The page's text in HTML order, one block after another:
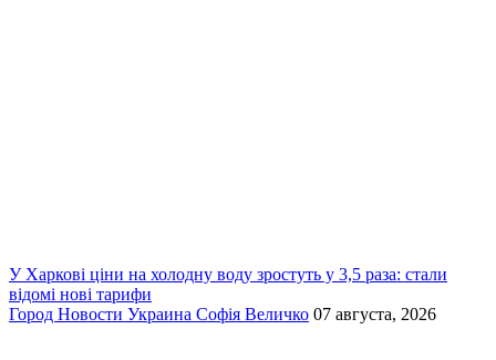
У Харкові ціни на холодну воду зростуть у 3,5 раза: стали
відомі нові тарифи
Город Новости Украина Софія Величко 07 августа, 2026